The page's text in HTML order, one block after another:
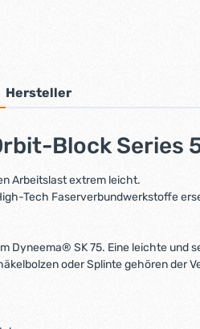
Hersteller
Block Series
Arbeitslast extrem leicht.
Tech Faserverbundwerkstoffe
SK 75. Eine leichte
oder Splinte gehören der